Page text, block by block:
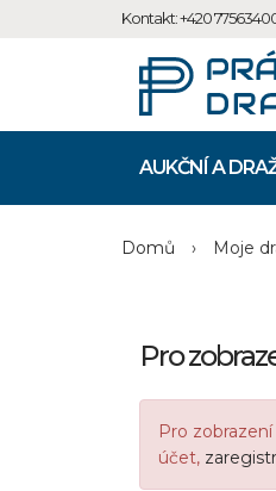
Kontakt: +420
AUKČNÍ A
Domů › Moje
Pro
Pro
účet,